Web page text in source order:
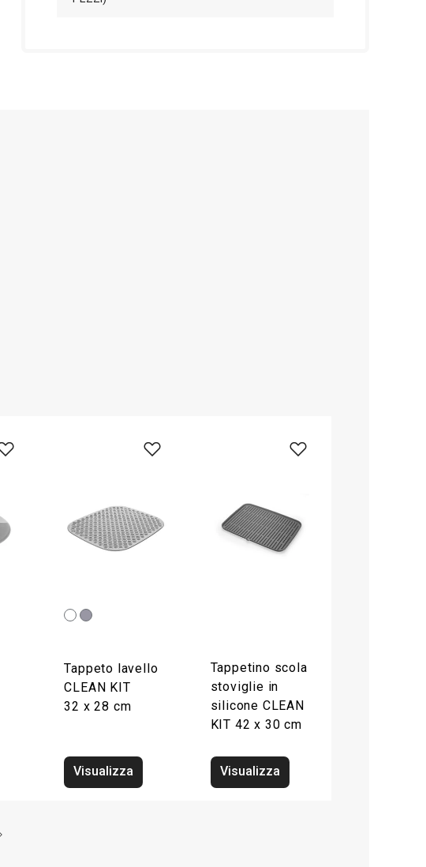
Tappeto lavello
CLEAN KIT
32 x 28 cm
Visualizza
Tappetino scola
stoviglie in
silicone CLEAN
KIT 42 x 30 cm
Visualizza